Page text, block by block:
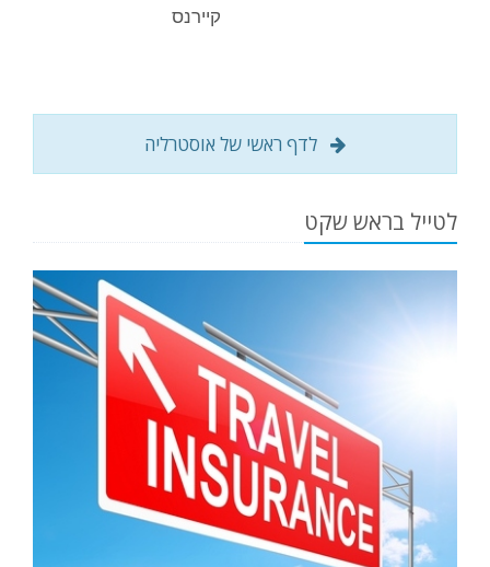
קיירנס
לדף ראשי של אוסטרליה
לטייל בראש שקט